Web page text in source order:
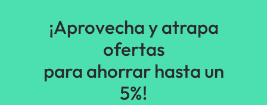
¡Aprovecha y atrapa
ofertas
para ahorrar hasta un
5%!